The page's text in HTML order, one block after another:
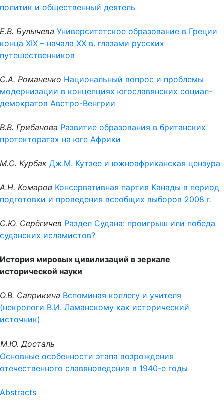
политик и общественный деятель
Е.В. Булычева Университетское образование в Греции
конца XIX – начала ХХ в. глазами русских
путешественников
С.А. Романенко Национальный вопрос и проблемы
модернизации в концепциях югославянских социал-
демократов Австро-Венгрии
В.В. Грибанова Развитие образования в британских
протекторатах на юге Африки
М.С. Курбак Дж.М. Кутзее и южноафриканская цензура
А.Н. Комаров Консервативная партия Канады в период
подготовки и проведения всеобщих выборов 2008 г.
С.Ю. Серёгичев Раздел Судана: проигрыш или победа
суданских исламистов?
История мировых цивилизаций в зеркале
исторической науки
О.В. Саприкина Вспоминая коллегу и учителя
(некрологи В.И. Ламанскому как исторический
источник)
М.Ю. Досталь
Основные особенности этапа возрождения
отечественного славяноведения в 1940-е годы
Abstracts